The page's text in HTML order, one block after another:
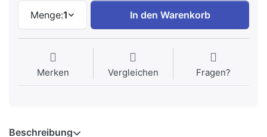
Menge:1 In den Warenkorb
Merken Vergleichen Fragen?
Beschreibung